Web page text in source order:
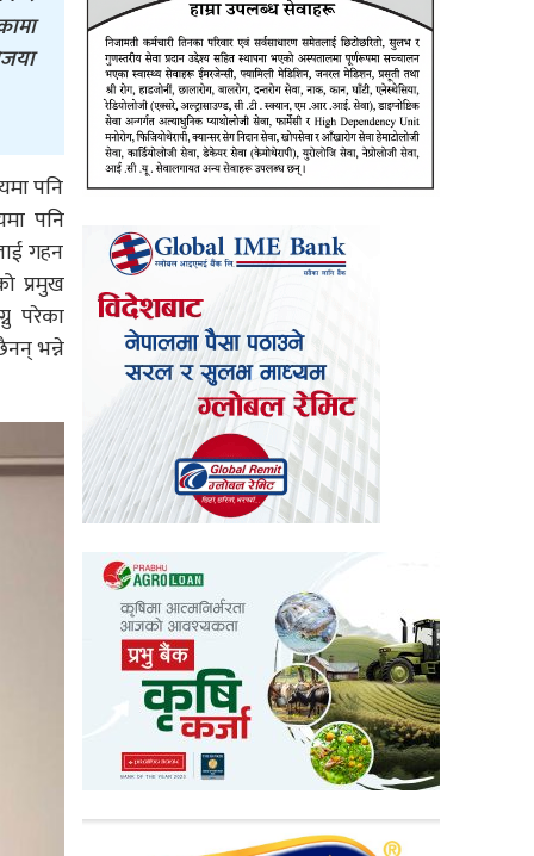
पनि
पनि
गहन
प्रमुख
परेका
भन्ने